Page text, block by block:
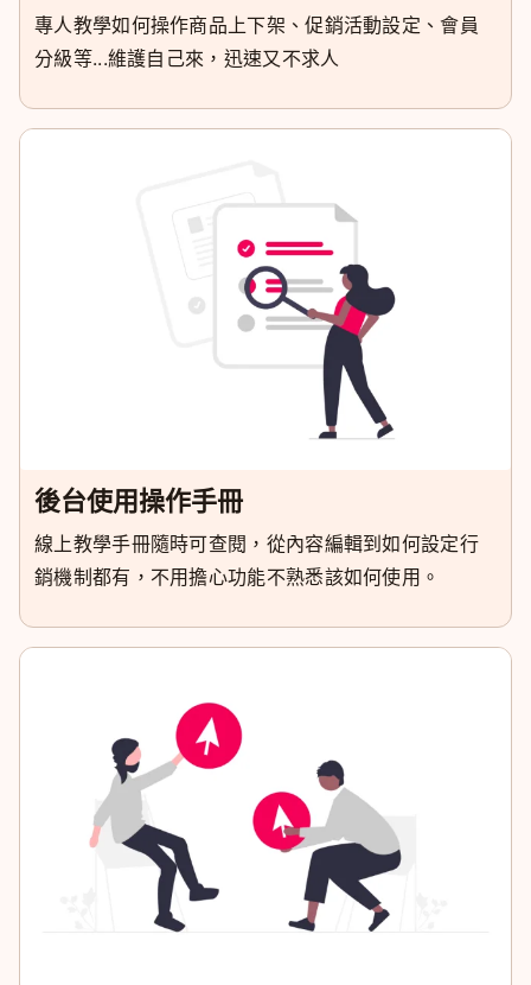
專人教學如何操作商品上下架、促銷活動設定、會員
分級等...維護自己來，迅速又不求人
後台使用操作手冊
線上教學手冊隨時可查閱，從內容編輯到如何設定行
銷機制都有，不用擔心功能不熟悉該如何使用。